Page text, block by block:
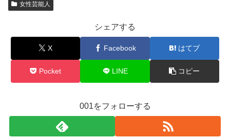
女性芸能人
シェアする
X Facebook はてブ
Pocket LINE コピー
001をフォローする